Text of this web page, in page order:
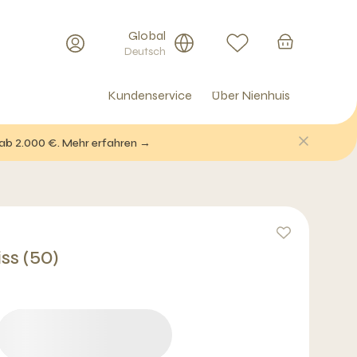
Global
Deutsch
Kundenservice Über Nienhuis
ab 2.000 €. Mehr erfahren →
(50)